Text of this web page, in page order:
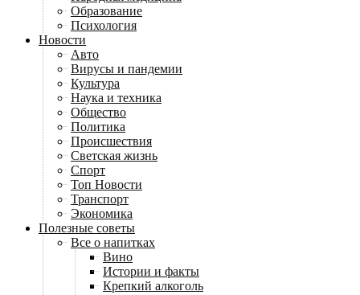
Образование
Психология
Новости
Авто
Вирусы и пандемии
Культура
Наука и техника
Общество
Политика
Происшествия
Светская жизнь
Спорт
Топ Новости
Транспорт
Экономика
Полезные советы
Все о напитках
Вино
Истории и факты
Крепкий алкоголь